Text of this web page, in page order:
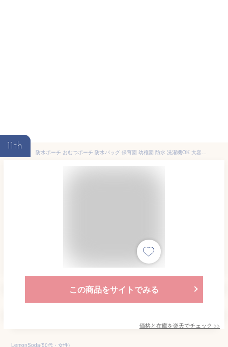
11th
防水ポーチ おむつポーチ 防水バッグ 保育園 幼稚園 防水 洗濯機OK 大容量 オムツ 着替え入れ おむつバッグ 持ち運び 軽量 便利 汚れ物入れ お風呂バッグ 温泉バッグ スイミングバッグ ジム ヨガ水泳 下着入れ 北欧 旅行
この商品をサイトでみる
価格と在庫を楽天でチェック >>
LemonSoda(50代・女性)